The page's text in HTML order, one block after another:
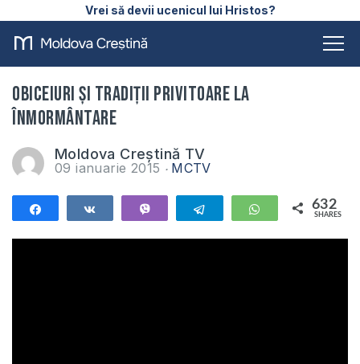
Vrei să devii ucenicul lui Hristos?
Obiceiuri și tradiții privitoare la
înmormântare
Moldova Creștină TV
09 ianuarie 2015 MCTV
Telegram WhatsApp
632
SHARES